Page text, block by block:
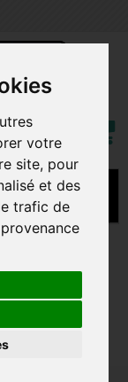
votre
site, pour
et des
trafic de
Mon